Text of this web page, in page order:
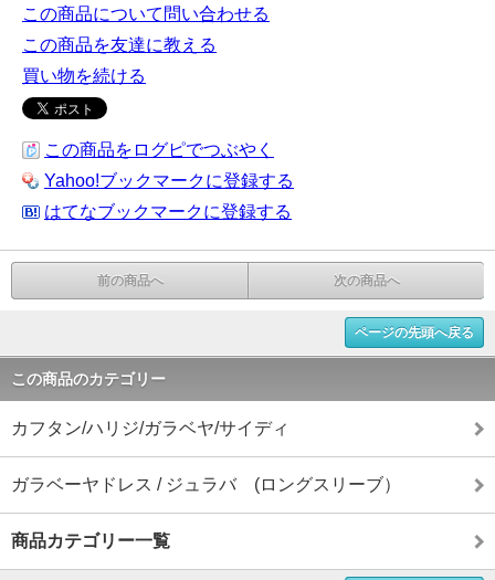
この商品について問い合わせる
この商品を友達に教える
買い物を続ける
この商品をログピでつぶやく
Yahoo!ブックマークに登録する
はてなブックマークに登録する
前の商品へ 次の商品へ
ページの先頭へ戻る
この商品のカテゴリー
カフタン/ハリジ/ガラベヤ/サイディ
ガラベーヤドレス / ジュラバ (ロングスリーブ）
商品カテゴリー一覧